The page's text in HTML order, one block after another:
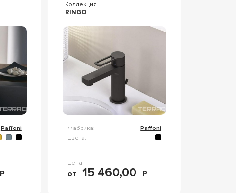
Paffoni
Р
Коллекция
RINGO
Фабрика:
Paffoni
Цвета:
Цена
от 15 460,00 Р